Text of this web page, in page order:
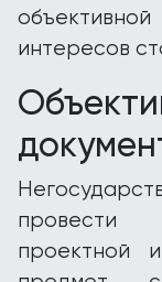
интересов
провести
проектной